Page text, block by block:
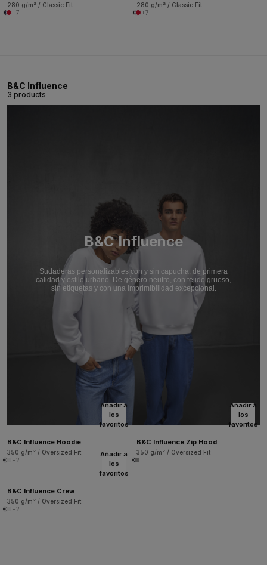
280 g/m² / Classic Fit
+7
280 g/m² / Classic Fit
+7
B&C Influence
3 products
B&C Influence
Sudaderas personalizables con y sin capucha, de primera
calidad y estilo urbano. De género neutro, con tejido grueso,
sin etiquetas y con una imprimibilidad excepcional.
Añadir a
los
favoritos
B&C Influence Hoodie
350 g/m² / Oversized Fit
+2
Añadir a
los
favoritos
B&C Influence Zip Hood
350 g/m² / Oversized Fit
Añadir a
los
favoritos
B&C Influence Crew
350 g/m² / Oversized Fit
+2